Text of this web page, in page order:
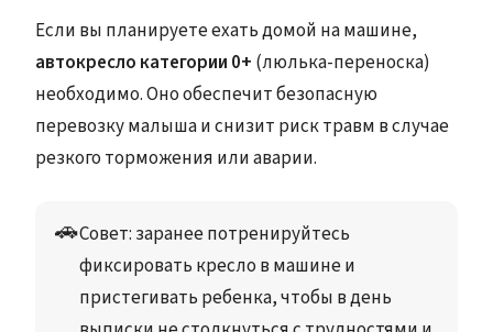
Если вы планируете ехать домой на машине,
автокресло категории 0+ (люлька-переноска)
необходимо. Оно обеспечит безопасную
перевозку малыша и снизит риск травм в случае
резкого торможения или аварии.
🚗Совет: заранее потренируйтесь
фиксировать кресло в машине и
пристегивать ребенка, чтобы в день